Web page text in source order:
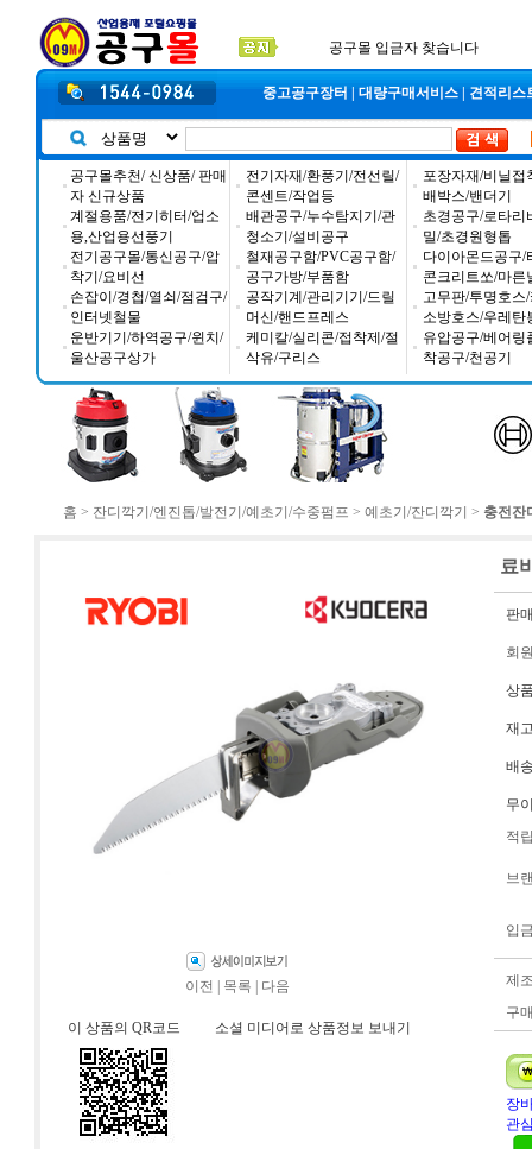
공구몰 입금자 찾습니다
입금자 *덕진 고객님 찾습니다
중고공구장터 대량구매서비스 견적리스
공구몰추천/ 신상품/ 판매
자 신규상품
계절용품/전기히터/업소
용,산업용선풍기
전기공구몰/통신공구/압
착기/요비선
손잡이/경첩/열쇠/점검구/
인터넷철물
운반기기/하역공구/윈치/
울산공구상가
전기자재/환풍기/전선릴/
콘센트/작업등
배관공구/누수탐지기/관
청소기/설비공구
철재공구함/PVC공구함/
공구가방/부품함
공작기계/관리기기/드릴
머신/핸드프레스
케미칼/실리콘/접착제/절
삭유/구리스
포장자재/비닐접
배박스/밴더기
초경공구/로타리
밀/초경원형톱
다이아몬드공구/
콘크리트쏘/마른
고무판/투명호스
소방호스/우레탄
유압공구/베어링
착공구/천공기
홈 > 잔디깍기/엔진톱/발전기/예초기/수중펌프 > 예초기/잔디깍기 > 충전잔
이전 목록 다음
이 상품의 QR코드 소셜 미디어로 상품정보 보내기
료
판
회
상
재
배
무
적
브
입
제
구
장
관